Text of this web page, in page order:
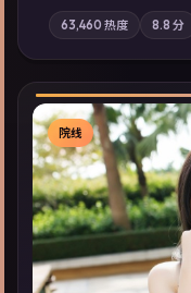
通勤演变成全城关注
内亦可通过「国产免
高分佳作，畅享高清
63,460 热度 8.8 分
院线